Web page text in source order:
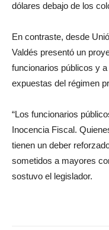
dólares debajo de los
En contraste, desde
Valdés presentó un
funcionarios públicos y
expuestas del régimen
“Los funcionarios
Inocencia Fiscal.
tienen un deber
sometidos a mayores
sostuvo el legislador.